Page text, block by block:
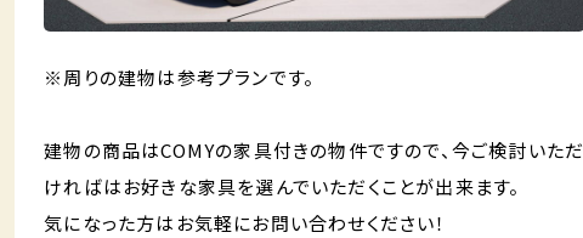
※周りの建物は参考プランです。
建物の商品はCOMYの家具付きの物件ですので、今ご検討いただ
ければはお好きな家具を選んでいただくことが出来ます。
気になった方はお気軽にお問い合わせください！